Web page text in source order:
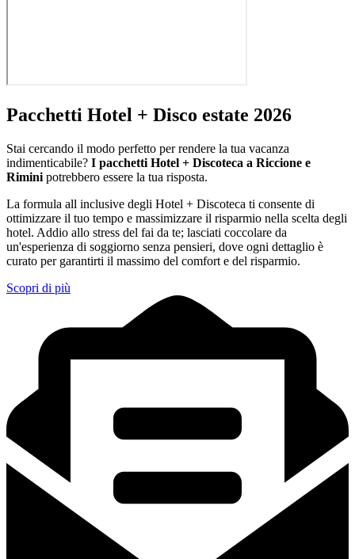
Pacchetti Hotel + Disco estate 2026
Stai cercando il modo perfetto per rendere la tua vacanza
indimenticabile? I pacchetti Hotel + Discoteca a Riccione e
Rimini potrebbero essere la tua risposta.
La formula all inclusive degli Hotel + Discoteca ti consente di
ottimizzare il tuo tempo e massimizzare il risparmio nella scelta degli
hotel. Addio allo stress del fai da te; lasciati coccolare da
un'esperienza di soggiorno senza pensieri, dove ogni dettaglio è
curato per garantirti il massimo del comfort e del risparmio.
Scopri di più